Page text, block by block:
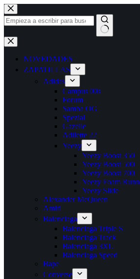
NOVEDADES
ZAPATILLAS
Adidas
Campus 00s
Forum
Samba OG
Spezial
Gazelle
Adilette 22
Yeezy
Yeezy Boost 350
Yeezy Boost 500
Yeezy Boost 700
Yeezy Foam
Yeezy Slide
Alexander McQueen
Amiri
Balenciaga
Balenciaga Triple S
Balenciaga Track
Balenciaga 3XL
Balenciaga Speed
Bape
Converse